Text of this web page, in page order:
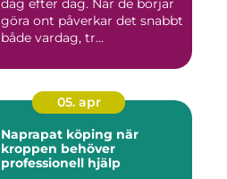
dag efter dag. När de börjar
göra ont påverkar det snabbt
både vardag, tr...
05. apr
Naprapat köping när
kroppen behöver
professionell hjälp